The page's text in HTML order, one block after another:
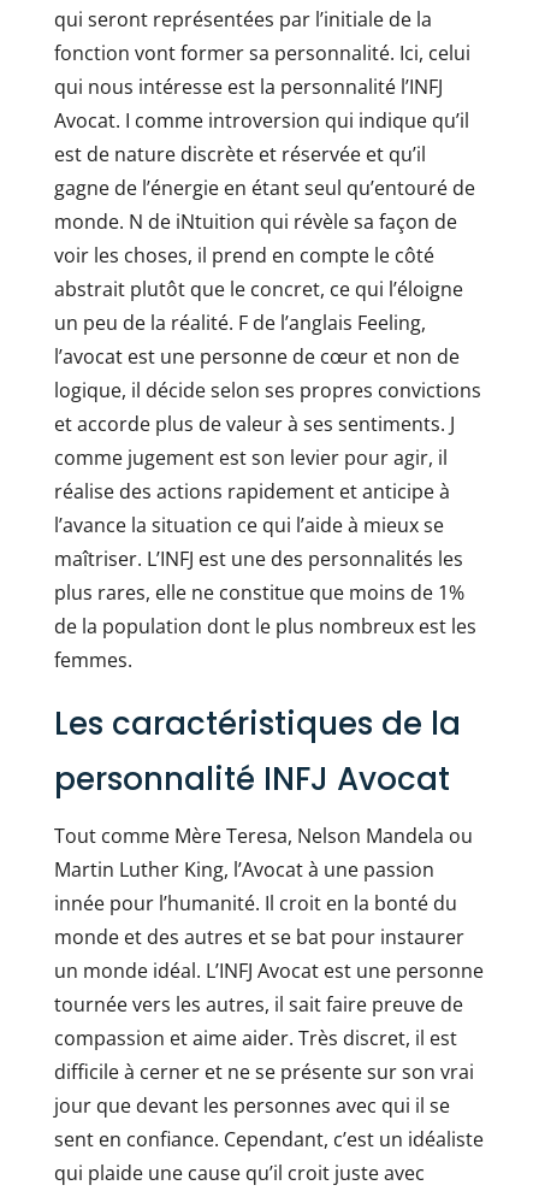
qui seront représentées par l’initiale de la
fonction vont former sa personnalité. Ici, celui
qui nous intéresse est la personnalité l’INFJ
Avocat. I comme introversion qui indique qu’il
est de nature discrète et réservée et qu’il
gagne de l’énergie en étant seul qu’entouré de
monde. N de iNtuition qui révèle sa façon de
voir les choses, il prend en compte le côté
abstrait plutôt que le concret, ce qui l’éloigne
un peu de la réalité. F de l’anglais Feeling,
l’avocat est une personne de cœur et non de
logique, il décide selon ses propres convictions
et accorde plus de valeur à ses sentiments. J
comme jugement est son levier pour agir, il
réalise des actions rapidement et anticipe à
l’avance la situation ce qui l’aide à mieux se
maîtriser. L’INFJ est une des personnalités les
plus rares, elle ne constitue que moins de 1%
de la population dont le plus nombreux est les
femmes.
Les caractéristiques de la
personnalité INFJ Avocat
Tout comme Mère Teresa, Nelson Mandela ou
Martin Luther King, l’Avocat à une passion
innée pour l’humanité. Il croit en la bonté du
monde et des autres et se bat pour instaurer
un monde idéal. L’INFJ Avocat est une personne
tournée vers les autres, il sait faire preuve de
compassion et aime aider. Très discret, il est
difficile à cerner et ne se présente sur son vrai
jour que devant les personnes avec qui il se
sent en confiance. Cependant, c’est un idéaliste
qui plaide une cause qu’il croit juste avec